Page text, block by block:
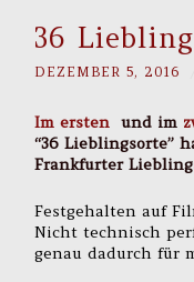
36
DEZEMBER 5, 2016
Im erstenund im
“36 Lieblingsorte”
Frankfurter
Festgehalten auf
Nicht technisch
genau dadurch für